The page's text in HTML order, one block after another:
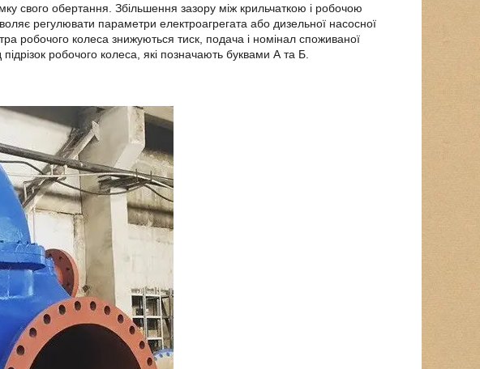
свого обертання. Збільшення зазору між крильчаткою і робочою
регулювати параметри електроагрегата або дизельної насосної
робочого колеса знижуються тиск, подача і номінал споживаної
робочого колеса, які позначають буквами А та Б.